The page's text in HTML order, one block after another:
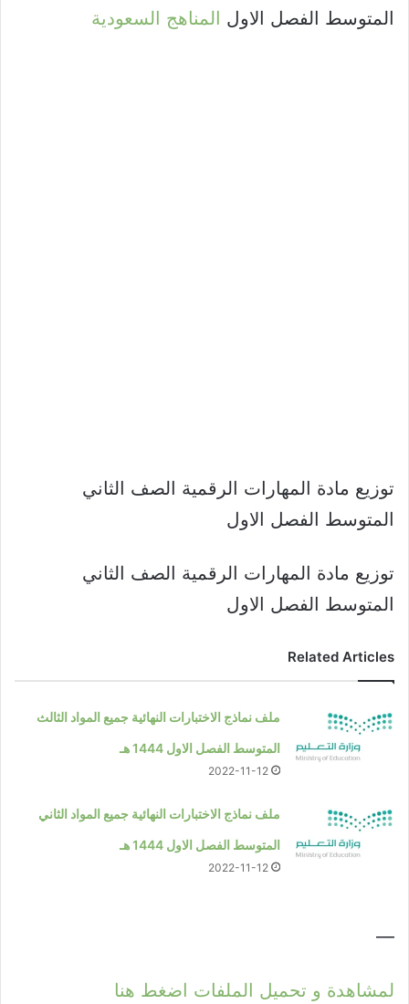
المتوسط الفصل الاول المناهج السعودية
توزيع مادة المهارات الرقمية الصف الثاني
المتوسط الفصل الاول
توزيع مادة المهارات الرقمية الصف الثاني
المتوسط الفصل الاول
Related Articles
ملف نماذج الاختبارات النهائية جميع المواد الثالث
المتوسط الفصل الاول 1444 هـ
2022-11-12
ملف نماذج الاختبارات النهائية جميع المواد الثاني
المتوسط الفصل الاول 1444 هـ
2022-11-12
—
لمشاهدة و تحميل الملفات اضغط هنا